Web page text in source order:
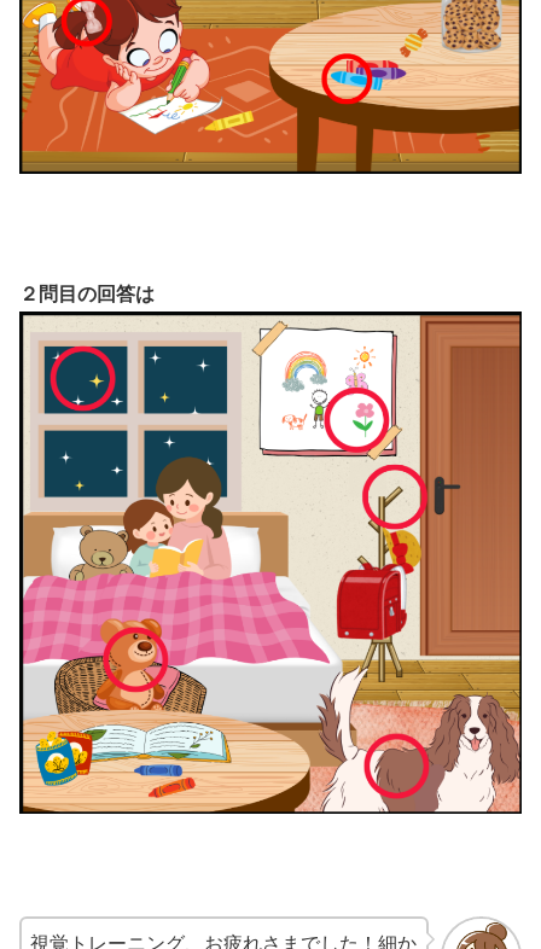
２問目の回答は
視覚トレーニング、お疲れさまでした！細か